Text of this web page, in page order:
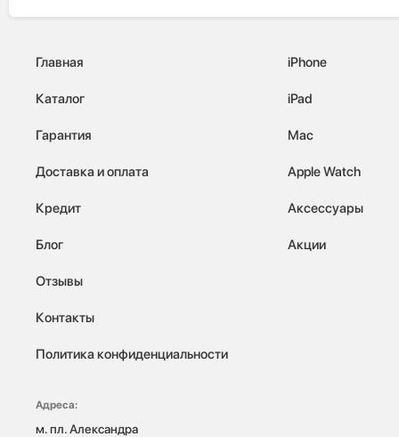
Главная
Каталог
Гарантия
Доставка и оплата
Кредит
Блог
Отзывы
Контакты
Политика конфиденциальности
iPhone
iPad
Mac
Apple Watch
Аксессуары
Акции
Адреса:
м. пл. Александра